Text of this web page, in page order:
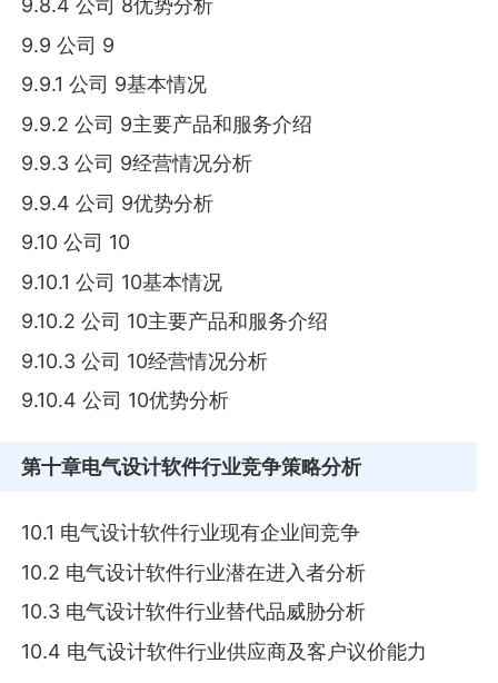
9.8.4 公司 8优势分析
9.9 公司 9
9.9.1 公司 9基本情况
9.9.2 公司 9主要产品和服务介绍
9.9.3 公司 9经营情况分析
9.9.4 公司 9优势分析
9.10 公司 10
9.10.1 公司 10基本情况
9.10.2 公司 10主要产品和服务介绍
9.10.3 公司 10经营情况分析
9.10.4 公司 10优势分析
第十章电气设计软件行业竞争策略分析
10.1 电气设计软件行业现有企业间竞争
10.2 电气设计软件行业潜在进入者分析
10.3 电气设计软件行业替代品威胁分析
10.4 电气设计软件行业供应商及客户议价能力